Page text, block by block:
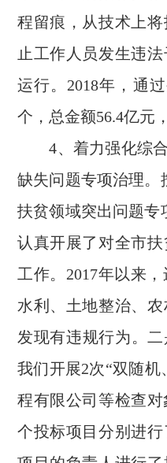
程留痕，从技术上
止工作人员发生违
运行。2018年，通
个，总金额56.4亿元
4、着力强化综合
缺失问题专项治理。
扶贫领域突出问题专
认真开展了对全市
工作。2017年以来
水利、土地整治、
发现有违规行为。
我们开展2次“双随
程有限公司等检查
个投标项目分别进